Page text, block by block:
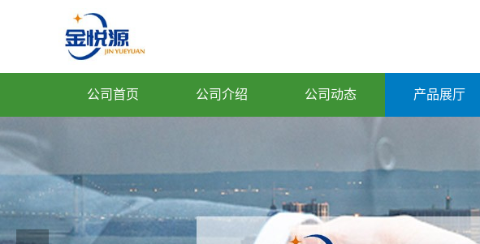
公司首页 公司介绍 公司动态 产品展厅